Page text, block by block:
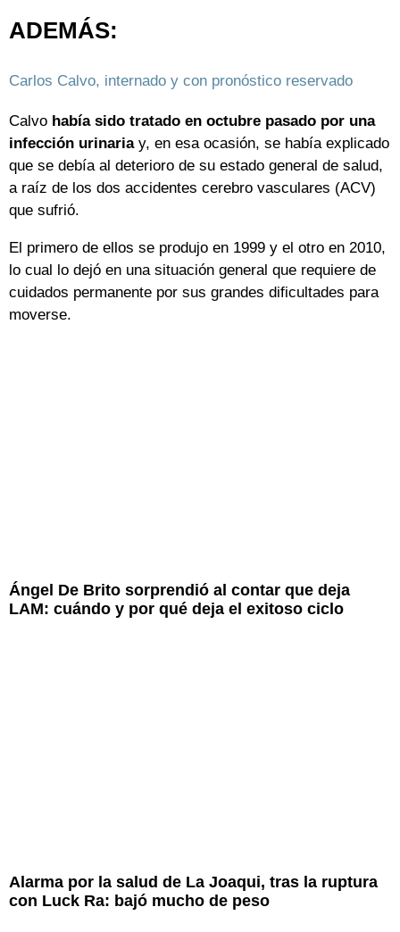
ADEMÁS:
Carlos Calvo, internado y con pronóstico reservado
Calvo había sido tratado en octubre pasado por una
infección urinariay, en esa ocasión, se había explicado
que se debía al deterioro de su estado general de salud,
a raíz de los dos accidentes cerebro vasculares (ACV)
que sufrió.
El primero de ellos se produjo en 1999 y el otro en 2010,
lo cual lo dejó en una situación general que requiere de
cuidados permanente por sus grandes dificultades para
moverse.
Ángel De Brito sorprendió al contar que deja
LAM: cuándo y por qué deja el exitoso ciclo
Alarma por la salud de La Joaqui, tras la ruptura
con Luck Ra: bajó mucho de peso